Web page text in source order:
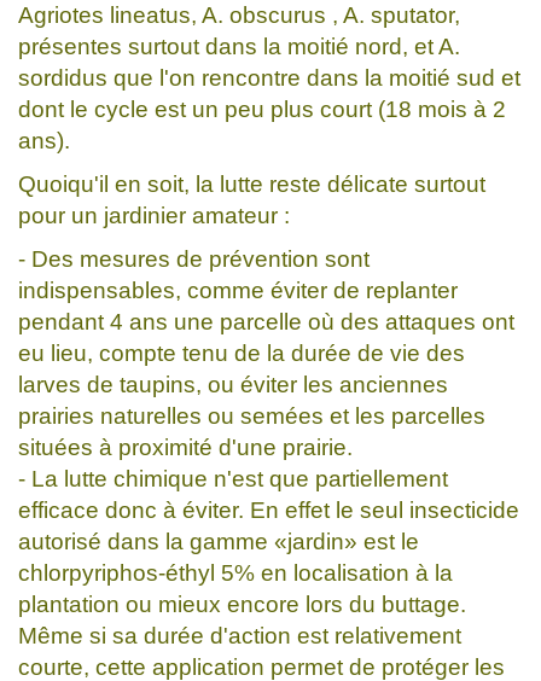
Agriotes lineatus, A. obscurus , A. sputator,
présentes surtout dans la moitié nord, et A.
sordidus que l'on rencontre dans la moitié sud et
dont le cycle est un peu plus court (18 mois à 2
ans).
Quoiqu'il en soit, la lutte reste délicate surtout
pour un jardinier amateur :
- Des mesures de prévention sont
indispensables, comme éviter de replanter
pendant 4 ans une parcelle où des attaques ont
eu lieu, compte tenu de la durée de vie des
larves de taupins, ou éviter les anciennes
prairies naturelles ou semées et les parcelles
situées à proximité d'une prairie.
- La lutte chimique n'est que partiellement
efficace donc à éviter. En effet le seul insecticide
autorisé dans la gamme «jardin» est le
chlorpyriphos-éthyl 5% en localisation à la
plantation ou mieux encore lors du buttage.
Même si sa durée d'action est relativement
courte, cette application permet de protéger les